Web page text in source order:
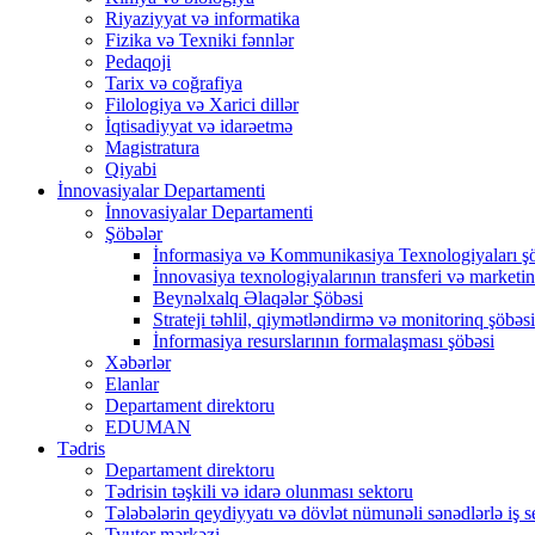
Riyaziyyat və informatika
Fizika və Texniki fənnlər
Pedaqoji
Tarix və coğrafiya
Filologiya və Xarici dillər
İqtisadiyyat və idarəetmə
Magistratura
Qiyabi
İnnovasiyalar Departamenti
İnnovasiyalar Departamenti
Şöbələr
İnformasiya və Kommunikasiya Texnologiyaları
İnnovasiya texnologiyalarının transferi və
Beynəlxalq Əlaqələr Şöbəsi
Strateji təhlil, qiymətləndirmə və monitorinq şöbəsi
İnformasiya resurslarının formalaşması şöbəsi
Xəbərlər
Elanlar
Departament direktoru
EDUMAN
Tədris
Departament direktoru
Tədrisin təşkili və idarə olunması sektoru
Tələbələrin qeydiyyatı və dövlət nümunəli sənədlərlə iş